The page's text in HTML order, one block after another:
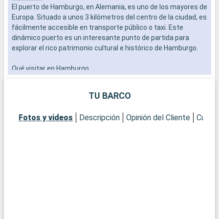
El puerto de Hamburgo, en Alemania, es uno de los mayores de
Europa. Situado a unos 3 kilómetros del centro de la ciudad, es
fácilmente accesible en transporte público o taxi. Este
dinámico puerto es un interesante punto de partida para
explorar el rico patrimonio cultural e histórico de Hamburgo.
Qué visitar en Hamburgo
numerosas atracciones. El barrio de Speicherstadt, un
Patrimonio de la Humanidad por la UNESCO. No se pierda la
TU BARCO
Fotos y videos Descripción Opinión del Cliente